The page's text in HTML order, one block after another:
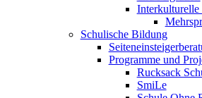
Schulische Bildung
Programme und
Rucksack
SmiLe